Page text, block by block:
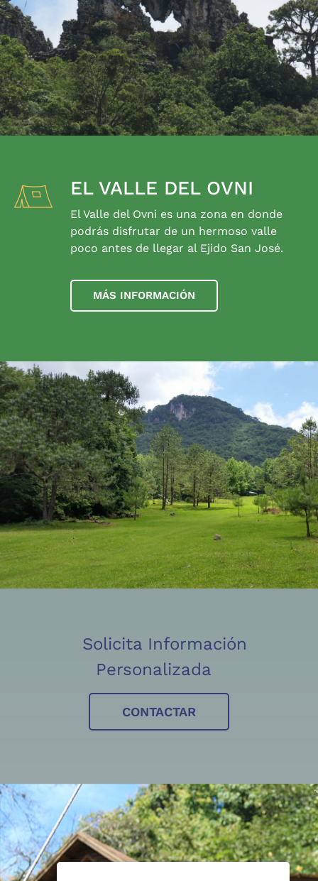
EL VALLE DEL OVNI
El Valle del Ovni es una zona en donde
podrás disfrutar de un hermoso valle
poco antes de llegar al Ejido San José.
MÁS INFORMACIÓN
Solicita Información
Personalizada
CONTACTAR